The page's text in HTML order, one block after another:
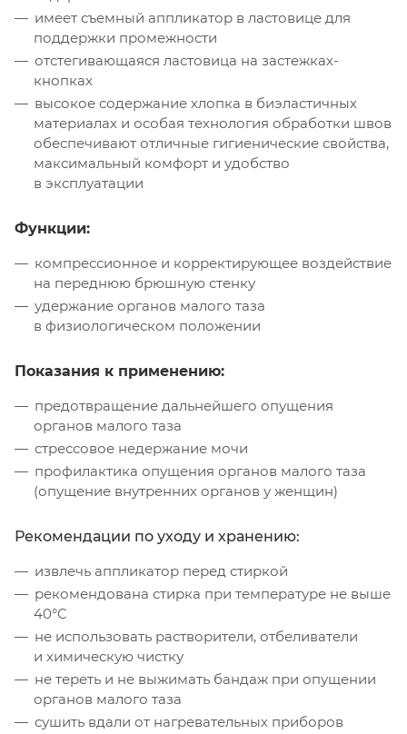
имеет съемный аппликатор в ластовице для
поддержки промежности
отстегивающаяся ластовица на застежках-
кнопках
высокое содержание хлопка в биэластичных
материалах и особая технология обработки швов
обеспечивают отличные гигиенические свойства,
максимальный комфорт и удобство
в эксплуатации
Функции:
компрессионное и корректирующее воздействие
на переднюю брюшную стенку
удержание органов малого таза
в физиологическом положении
Показания к применению:
предотвращение дальнейшего опущения
органов малого таза
стрессовое недержание мочи
профилактика опущения органов малого таза
(опущение внутренних органов у женщин)
Рекомендации по уходу и хранению:
извлечь аппликатор перед стиркой
рекомендована стирка при температуре не выше
40°C
не использовать растворители, отбеливатели
и химическую чистку
не тереть и не выжимать бандаж при опущении
органов малого таза
сушить вдали от нагревательных приборов